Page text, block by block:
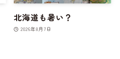
北海道も暑い？
2026年8月7日